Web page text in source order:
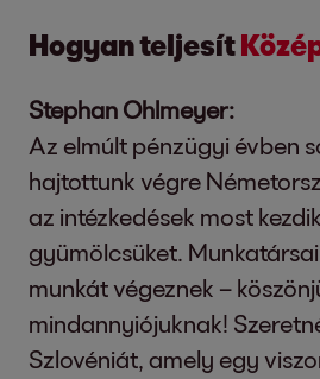
Hogyan teljesít
Stephan Ohlmeyer:
Az elmúlt pénzügyi évben
hajtottunk végre
az intézkedések most
gyümölcsüket.
munkát végeznek –
mindannyiójuknak!
Szlovéniát, amely egy